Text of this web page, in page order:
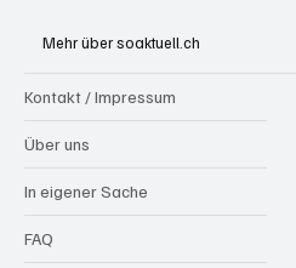
Mehr über soaktuell.ch
Kontakt / Impressum
Über uns
In eigener Sache
FAQ